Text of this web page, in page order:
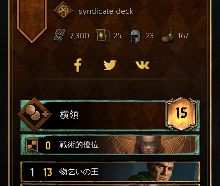
syndicate deck
7,300 25 23 167
横領 15
0 戦術的優位
1 13 物乞いの王